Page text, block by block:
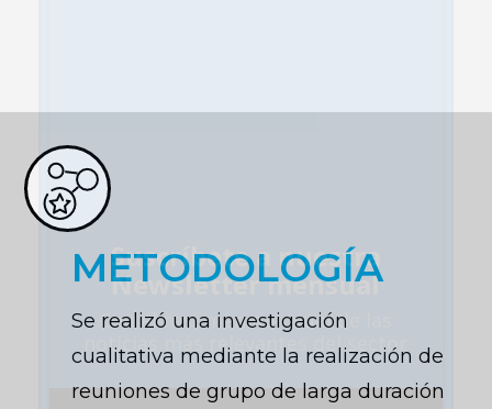
METODOLOGÍA
Se realizó una investigación
cualitativa mediante la realización de
reuniones de grupo de larga duración
Suscríbete a nuestra
Newsletter mensual
Con elresumen mensualde las
noticias más relevantes del sector